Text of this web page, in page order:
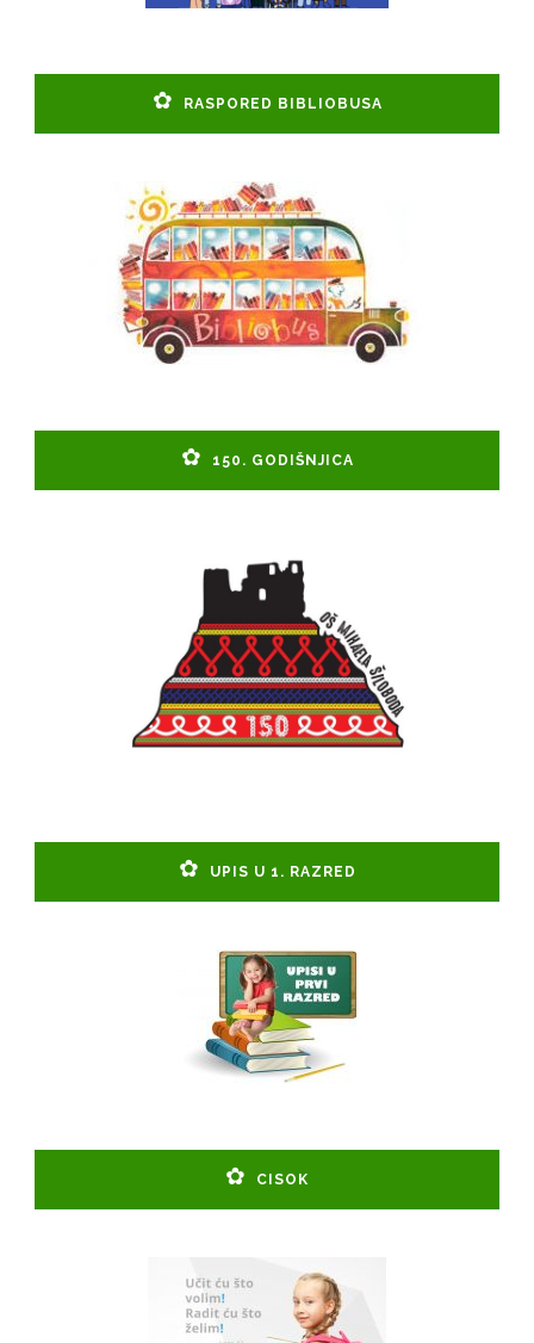
RASPORED BIBLIOBUSA
150. GODIŠNJICA
UPIS U 1. RAZRED
CISOK